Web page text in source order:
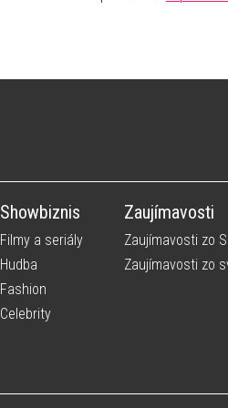
Showbiznis
Filmy a seriály
Hudba
Fashion
Celebrity
Zaujímavosti
Zaujímavosti zo
Zaujímavosti zo